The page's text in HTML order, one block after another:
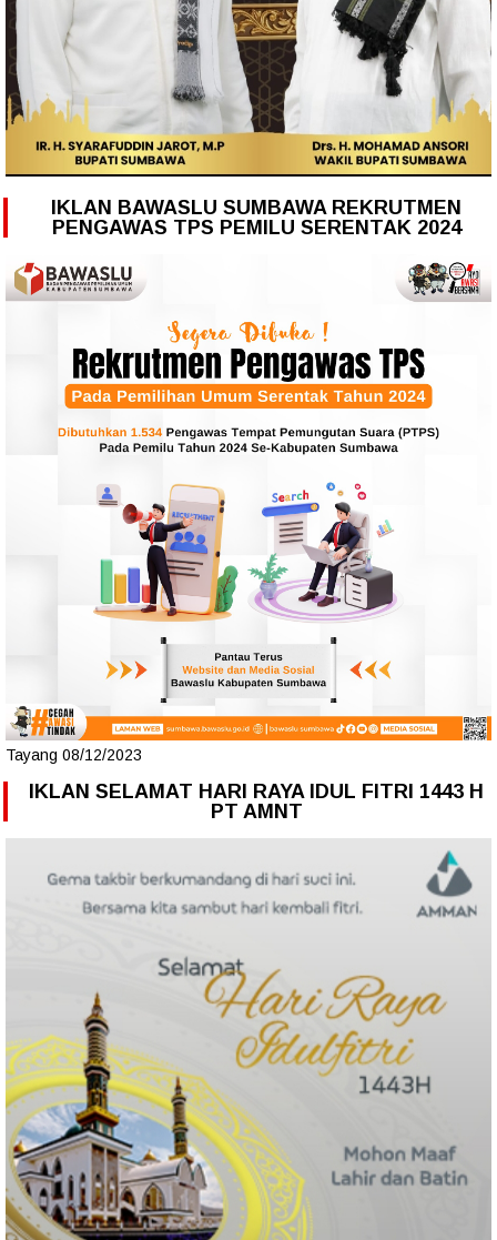
IKLAN BAWASLU SUMBAWA REKRUTMEN
PENGAWAS TPS PEMILU SERENTAK 2024
Tayang 08/12/2023
IKLAN SELAMAT HARI RAYA IDUL FITRI 1443 H
PT AMNT